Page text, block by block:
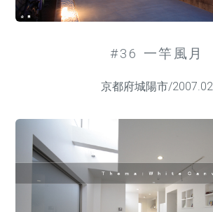
#36 一竿風月
京都府城陽市/2007.02